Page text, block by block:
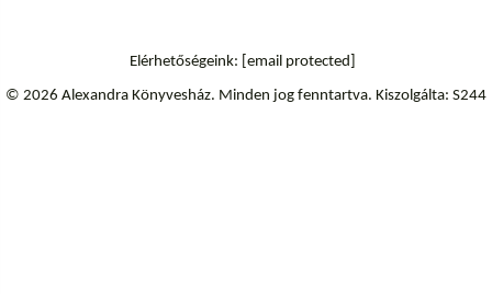
Elérhetőségeink: [email protected]
© 2026 Alexandra Könyvesház. Minden jog fenntartva. Kiszolgálta: S244